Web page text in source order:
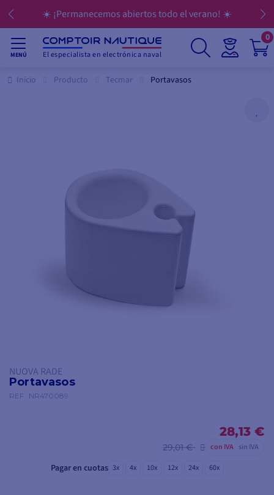
☀️ ¡Permanecemos abiertos todo el verano! ☀️
MENÚ El especialista en electrónica naval
0
Inicio Producto Tecmar Portavasos
NUOVA RADE
Portavasos
REF. NR470089
28,13 €
29,01 € con IVA sin IVA
Pagar en cuotas 3x 4x 10x 12x 24x 60x